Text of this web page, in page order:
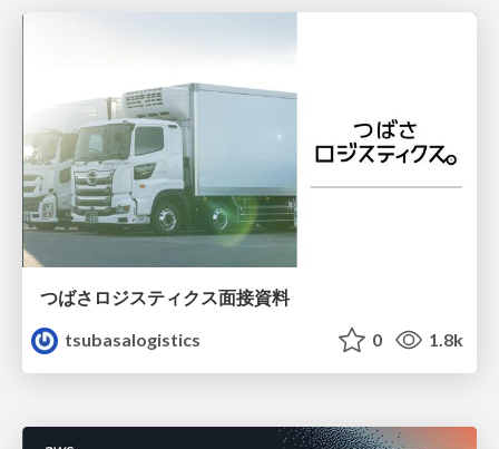
つばさロジスティクス面接資料
tsubasalogistics
0 1.8k